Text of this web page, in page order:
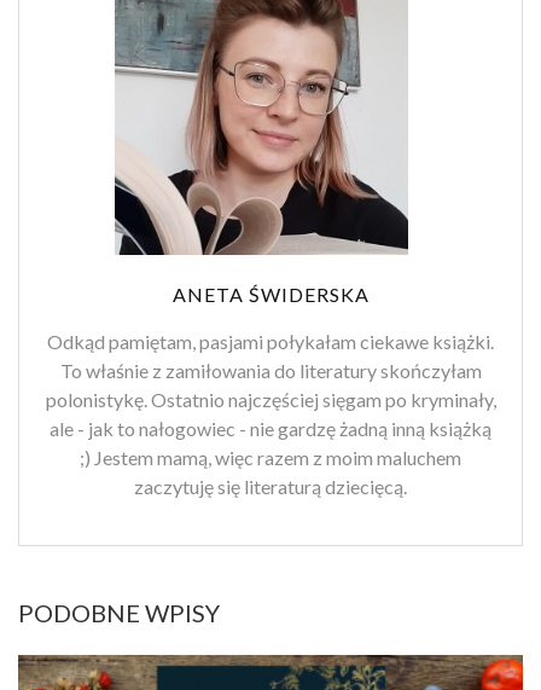
ANETA ŚWIDERSKA
Odkąd pamiętam, pasjami połykałam ciekawe książki.
To właśnie z zamiłowania do literatury skończyłam
polonistykę. Ostatnio najczęściej sięgam po kryminały,
ale - jak to nałogowiec - nie gardzę żadną inną książką
;) Jestem mamą, więc razem z moim maluchem
zaczytuję się literaturą dziecięcą.
PODOBNE WPISY